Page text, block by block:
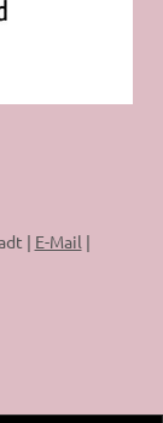
| E-Mail |